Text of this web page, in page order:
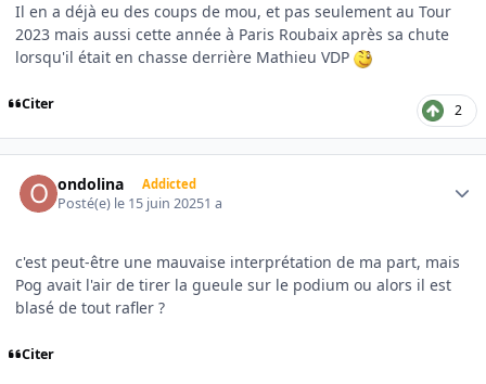
Il en a déjà eu des coups de mou, et pas seulement au Tour
2023 mais aussi cette année à Paris Roubaix après sa chute
lorsqu'il était en chasse derrière Mathieu VDP
Citer 2
ondolina Addicted
Posté(e) le 15 juin 20251 a
c'est peut-être une mauvaise interprétation de ma part, mais
Pog avait l'air de tirer la gueule sur le podium ou alors il est
blasé de tout rafler ?
Citer